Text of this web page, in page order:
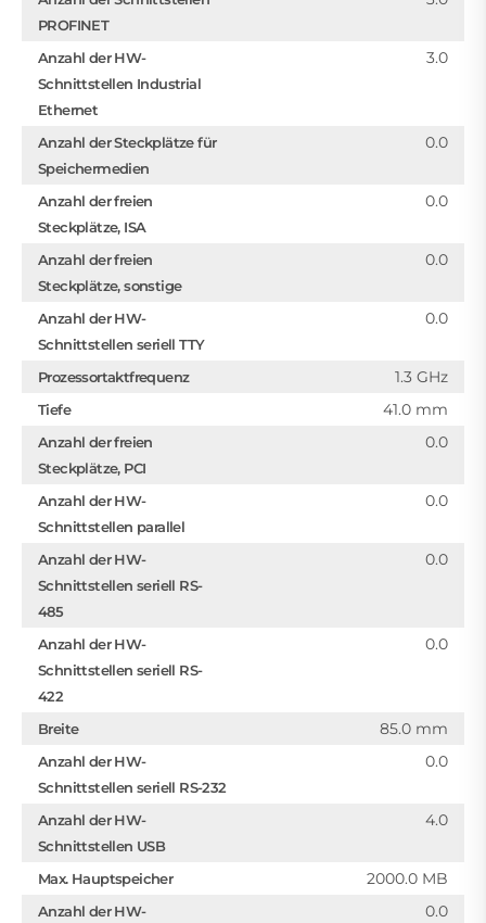
PROFINET
Anzahl der HW-
Schnittstellen Industrial
Ethernet
3.0
Anzahl der Steckplätze für
Speichermedien
0.0
Anzahl der freien
Steckplätze, ISA
0.0
Anzahl der freien
Steckplätze, sonstige
0.0
Anzahl der HW-
Schnittstellen seriell TTY
0.0
Prozessortaktfrequenz 1.3 GHz
Tiefe 41.0 mm
Anzahl der freien
Steckplätze, PCI
0.0
Anzahl der HW-
Schnittstellen parallel
0.0
Anzahl der HW-
Schnittstellen seriell RS-
485
0.0
Anzahl der HW-
Schnittstellen seriell RS-
422
0.0
Breite 85.0 mm
Anzahl der HW-
Schnittstellen seriell RS-232
0.0
Anzahl der HW-
Schnittstellen USB
4.0
Max. Hauptspeicher 2000.0 MB
Anzahl der HW-
0.0